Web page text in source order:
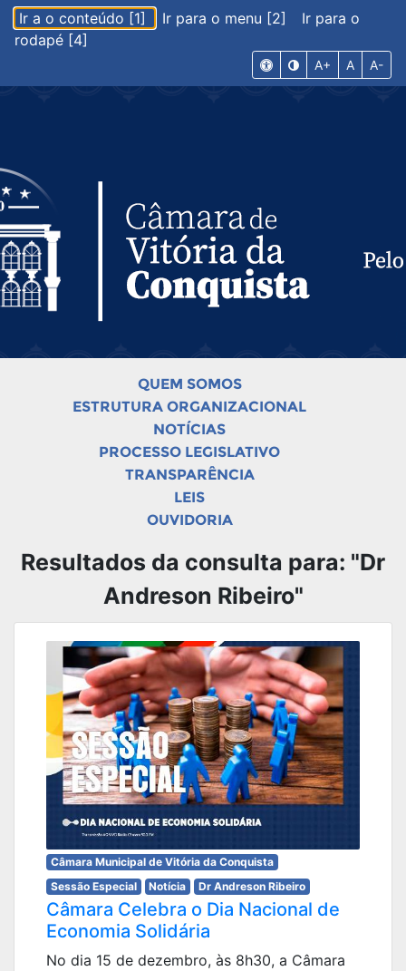
Ir a o conteúdo [1] Ir para o menu [2]
Ir para o
rodapé [4]
A+ A A-
QUEM SOMOS
ESTRUTURA ORGANIZACIONAL
NOTÍCIAS
PROCESSO LEGISLATIVO
TRANSPARÊNCIA
LEIS
OUVIDORIA
Resultados da consulta para: "Dr
Andreson Ribeiro"
Câmara Municipal de Vitória da Conquista
Sessão Especial
Notícia Dr Andreson Ribeiro
Câmara Celebra o Dia Nacional de
Economia Solidária
No dia 15 de dezembro, às 8h30, a Câmara